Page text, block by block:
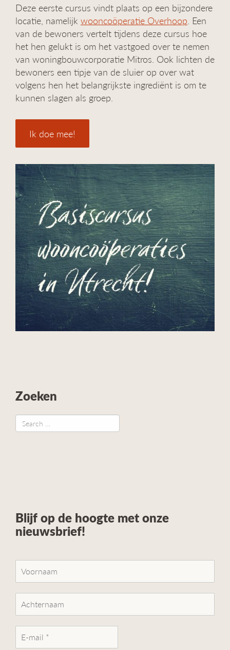
Deze eerste cursus vindt plaats op een bijzondere
locatie, namelijk wooncoöperatie Overhoop. Een
van de bewoners vertelt tijdens deze cursus hoe
het hen gelukt is om het vastgoed over te nemen
van woningbouwcorporatie Mitros. Ook lichten de
bewoners een tipje van de sluier op over wat
volgens hen het belangrijkste ingrediënt is om te
kunnen slagen als groep.
Ik doe mee!
Zoeken
Blijf op de hoogte met onze
nieuwsbrief!